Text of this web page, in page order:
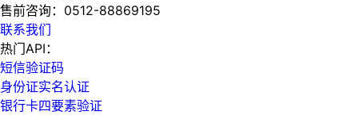
售前咨询： 0512-88869195
联系我们
热门API：
短信验证码
身份证实名认证
银行卡四要素验证